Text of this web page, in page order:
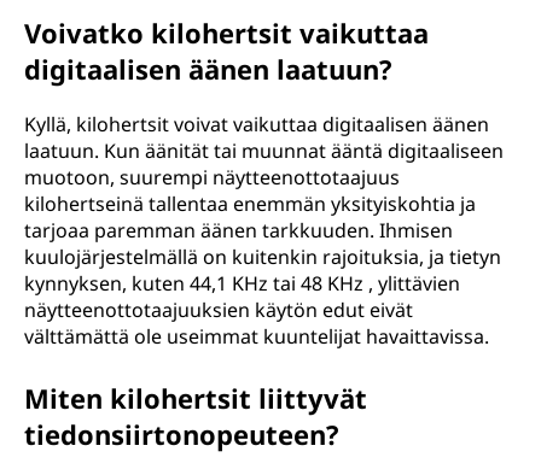
Voivatko kilohertsit vaikuttaa
digitaalisen äänen laatuun?
Kyllä, kilohertsit voivat vaikuttaa digitaalisen äänen
laatuun. Kun äänität tai muunnat ääntä digitaaliseen
muotoon, suurempi näytteenottotaajuus
kilohertseinä tallentaa enemmän yksityiskohtia ja
tarjoaa paremman äänen tarkkuuden. Ihmisen
kuulojärjestelmällä on kuitenkin rajoituksia, ja tietyn
kynnyksen, kuten 44,1 KHz tai 48 KHz , ylittävien
näytteenottotaajuuksien käytön edut eivät
välttämättä ole useimmat kuuntelijat havaittavissa.
Miten kilohertsit liittyvät
tiedonsiirtonopeuteen?